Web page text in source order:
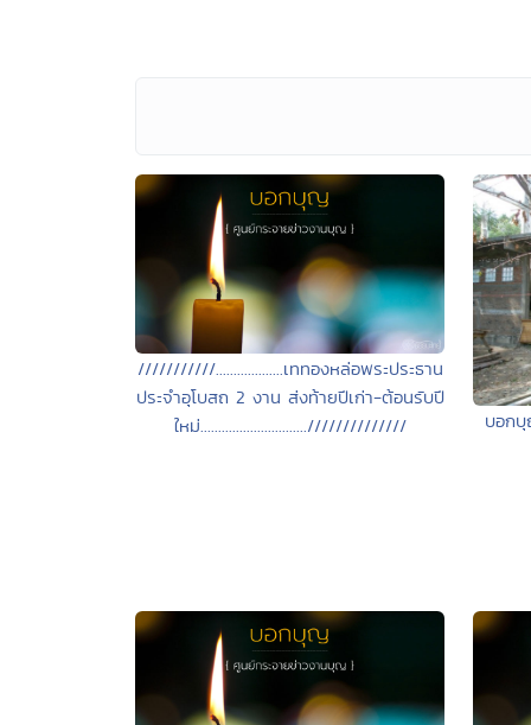
///////////...................เททองหล่อพระประธาน
ประจำอุโบสถ 2 งาน ส่งท้ายปีเก่า-ต้อนรับปี
ใหม่..............................//////////////
บอก